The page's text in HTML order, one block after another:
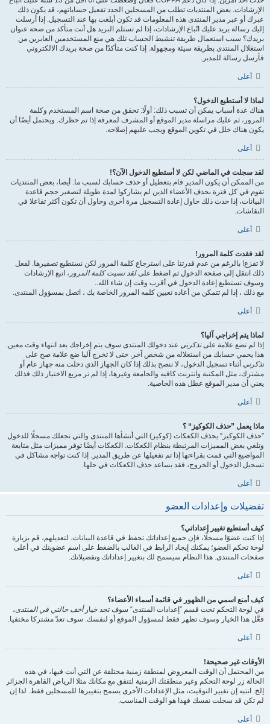
الإرشادات. بعض المنتديات تطلب من المسجلين الجدد تفعيل حساباتهم، قد يكون ذلك
عبرك أو عبر مدير المنتدى هذه المعلومات قد تكون أبلغت بها عند التسجيل. إذا أرسلت
إليك رسالة بريد عليك اتّباع الإرشادات، إذا لم تستلم البريد هل أنت متأكد من صحة عنوان
بريدك؟ سبب استعمال طريقة تنشيط الحساب تلك هي منع المستخدمين العابرين من
استغلال المنتدى بطريقة سيئة ومجهولة. إذا كنت متأكدًا من صحة بريدك الالكتروني
فأرسل رسالة للمدير.
أعلى
لماذا لا أستطيع الدخول؟
هناك عدة أسباب يمكن أن تسبب ذلك: أولًا: تحقق من صحة اسم المستخدم وكلمة
المرور، ثم عليك مراسلة مدير الموقع أو المشرف لمعرفة إذا تم حظرك. ويحتمل أيضًا أن
يكون هناك خلل في تكوين الموقع ويجب عليهم إصلاحه.
أعلى
لقد سجلت في الماضي لكن لا أستطيع الدخول الآن؟!
من الممكن أن يكون المدير قام بتعطيل أو حذف حسابك لسبب ما. أيضا، بعض المنتديات
تقوم في كل فترة بحذف الأعضاء الذين لم يشاركوا لمدة طويلة لتصغير حجم قاعدة
البيانات، إذا حدث ذلك حاول إعادة التسجيل مرة أخرى وحاول أن تكون أكثر تفاعلا في
النقاشات.
أعلى
لقد فقدت كلمة المرور!
لا تفزع! بالرغم من عدم قدرتنا على استرجاع كلمة المرور لكن نستطيع تصفيرها. لفعل
ذلك انتقل إلى صفحة الدخول ثم اضغط علىلقد نسيت كلمة المرور ، اتبع الإرشادات
وسوف تستطيع إعادة الدخول في أقرب وقت إن شاء الله..
مع ذلك ، إذا لم تتمكن من أعاده تعيين كلمه المرور الخاصة بك ، اتصل بمسؤول المنتدى.
أعلى
لماذا يتم إخراجي آليا؟
إذا لم تضع علامة علىتذكرني عند دخولك المنتدى سوف يتم إخراجك بعد انتهاء وقت معين.
هذا يحمي حسابك من استغلاله من شخص آخر. حتى لا تخرج آليا ضع علامة صح على
تذكرني أثناء تسجيل الدخول، لا ننصح بذلك إذا كان الجهاز الذي دخلت منه جهاز عام أو
مشترك، مثل المكتبة وانترنت كافيه والجامعة وغيرها، إذا لم تر مربع الاختيار ذلك فذلك
يعني أن مدير الموقع عطل هذه الخاصية.
أعلى
ماذا يعمل ”حذف الكوكيز“ ؟
”حذف الكوكيز“ يحذف الكعكات (كوكيز) التي أنشأها المنتدى والتي تجعلك مسجلًا للدخول
وتلغي بعض المميزات المرتبطة بنظام الكعكات. الكعكات أيضًا توفر مميزات مثل متابعة
المواضيع التي قمت بقراءتها إذا تم تفعيلها عن طريق المدير. إذا كنت تواجه مشاكل في
تسجيل الدخول أو الخروج، فقد يساعد حذف الكعكات في حلها.
أعلى
تفضيلات وإعدادات العضو
كيف أستطيع تغيير إعداداتي؟
إذا كنت عضوًا مسجلًا، فإن جميع إعداداتك تحفظ في قاعدة البيانات. لتعديلهم، قم بزيارة
لوحة تحكم العضو؛ يمكنك إيجاد الرابط في الغالب بالضغط على اسم عضويتك في أعلى
صفحات المنتدى. هذا النظام سيسمح لك بتغيير إعداداتك وتفضيلاتك.
أعلى
كيف أمنع اسمي من الظهور في قائمة أسماء الأعضاء؟
في لوحة التحكم تحت قسم ”إعدادات المنتدى“ سوف تجد خيارأخف حالتي في المنتدى،
فعَّل هذا الخيار وسوف تظهر فقط لمسؤول الموقع أو لنفسك. سوف تعدّ مشتركا مختفيا.
أعلى
الأوقات غير صحيحة!
من المحتمل أن الوقت المعروض لمنطقة زمنية مختلفة عن التي أنت فيها، في هذه
الحالة زر لوحة التحكم وغير منطقتك الزمنية لتتفق مع مكانك مثلا الرياض القاهرة الجزائر
إلخ. انتبه إن تغيير التوقيت، مثل الإعدادات الأخرى يسمح بتغييرها للمسجلين فقط. لذا إن
لم تكن قد سجلت نفسك فهذا هو الوقت المناسب.
أعلى